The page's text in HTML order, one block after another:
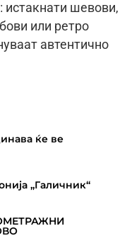
истакнати шевови,
или ретро
автентично
ќе ве
„Галичник“